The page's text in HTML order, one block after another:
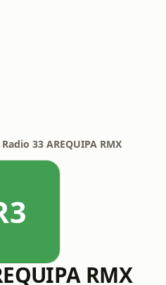
Radio 33 AREQUIPA RMX
RMX